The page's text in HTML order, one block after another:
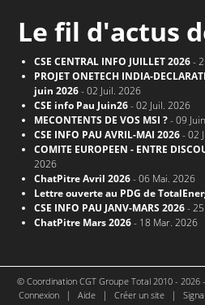
Le fil d'actus
CSE CENTRAL INFO JUILLET 2026-
PROJET ONETECH INDIA-
juin 2026- 02 Juil. 2026
CSE info Pau Juin26- 02 Juil. 2026
MECONTENTS DE VOS MSI ?- 09
CSE INFO PAU AVRIL-MAI 2026- 02
COMITE EUROPEEN - ENTRE
2026
ChatPitre Avril 2026- 06 Mai. 2026
Lettre ouverte au PDG de
CSE INFO PAU JANV-MARS 2026-
ChatPitre Mars 2026- 18 Mar. 2026
© Coordination CGT Groupe Total 2010 - 2026
Connexion
| Aide | Créer un site |